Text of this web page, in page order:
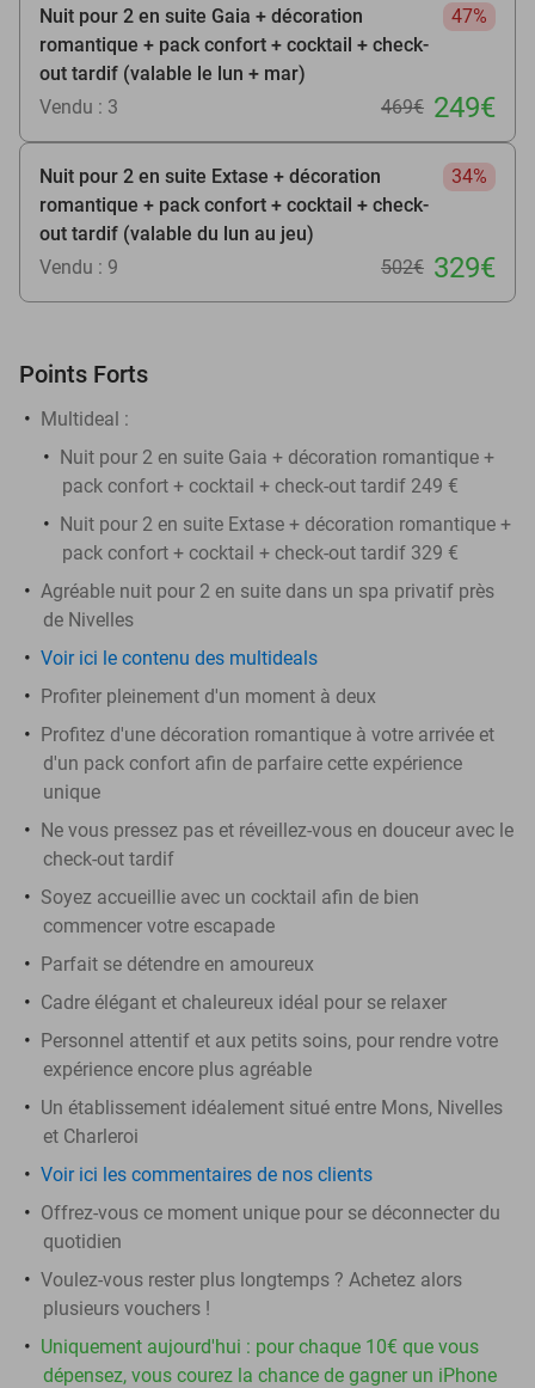
Nuit pour 2 en suite Gaia + décoration
romantique + pack confort + cocktail + check-
out tardif (valable le lun + mar)
47%
Vendu : 3 469€ 249€
Nuit pour 2 en suite Extase + décoration
romantique + pack confort + cocktail + check-
out tardif (valable du lun au jeu)
34%
Vendu : 9 502€ 329€
Points Forts
Multideal :
Nuit pour 2 en suite Gaia + décoration romantique +
pack confort + cocktail + check-out tardif 249 €
Nuit pour 2 en suite Extase + décoration romantique +
pack confort + cocktail + check-out tardif 329 €
Agréable nuit pour 2 en suite dans un spa privatif près
de Nivelles
Voir ici le contenu des multideals
Profiter pleinement d'un moment à deux
Profitez d'une décoration romantique à votre arrivée et
d'un pack confort afin de parfaire cette expérience
unique
Ne vous pressez pas et réveillez-vous en douceur avec le
check-out tardif
Soyez accueillie avec un cocktail afin de bien
commencer votre escapade
Parfait se détendre en amoureux
Cadre élégant et chaleureux idéal pour se relaxer
Personnel attentif et aux petits soins, pour rendre votre
expérience encore plus agréable
Un établissement idéalement situé entre Mons, Nivelles
et Charleroi
Voir ici les commentaires de nos clients
Offrez-vous ce moment unique pour se déconnecter du
quotidien
Voulez-vous rester plus longtemps ? Achetez alors
plusieurs vouchers !
Uniquement aujourd'hui : pour chaque 10€ que vous
dépensez, vous courez la chance de gagner un iPhone